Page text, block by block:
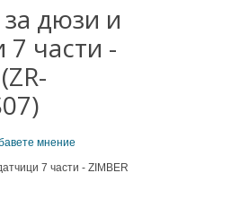
дюзи и
7 части -
мнение
7 части - ZIMBER